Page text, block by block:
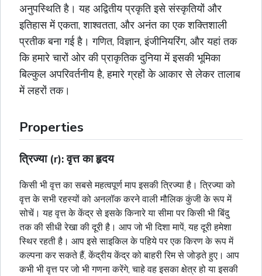
अनुपस्थिति है। यह अद्वितीय प्रकृति इसे संस्कृतियों और
इतिहास में एकता, शाश्वतता, और अनंत का एक शक्तिशाली
प्रतीक बना गई है। गणित, विज्ञान, इंजीनियरिंग, और यहां तक
कि हमारे चारों ओर की प्राकृतिक दुनिया में इसकी भूमिका
बिल्कुल अपरिवर्तनीय है, हमारे ग्रहों के आकार से लेकर तालाब
में लहरों तक।
Properties
त्रिज्या (r): वृत्त का हृदय
किसी भी वृत्त का सबसे महत्वपूर्ण माप इसकी त्रिज्या है। त्रिज्या को
वृत्त के सभी रहस्यों को अनलॉक करने वाली मौलिक कुंजी के रूप में
सोचें। यह वृत्त के केंद्र से इसके किनारे या सीमा पर किसी भी बिंदु
तक की सीधी रेखा की दूरी है। आप जो भी दिशा मापें, यह दूरी हमेशा
स्थिर रहती है। आप इसे साइकिल के पहिये पर एक किरण के रूप में
कल्पना कर सकते हैं, केंद्रीय केंद्र को बाहरी रिम से जोड़ते हुए। आप
कभी भी वृत्त पर जो भी गणना करेंगे, चाहे वह इसका क्षेत्र हो या इसकी